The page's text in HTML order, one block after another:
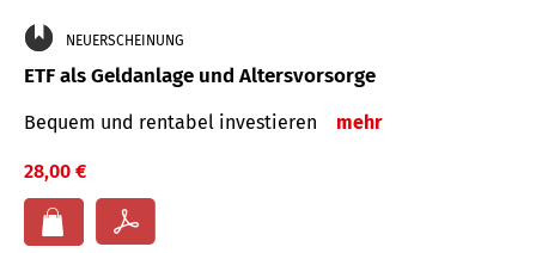
NEUERSCHEINUNG
ETF als Geldanlage und Altersvorsorge
Bequem und rentabel investieren mehr
28,00 €